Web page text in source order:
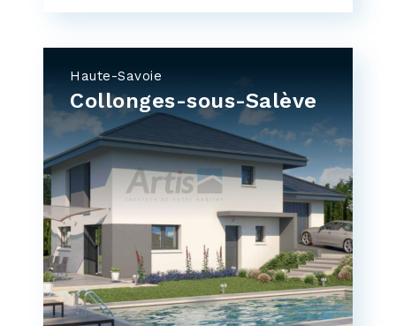
Haute-Savoie
Collonges-sous-Salève